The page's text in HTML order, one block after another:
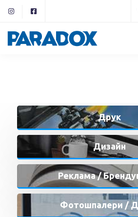
Друк
Дизайн
Реклама /
Фотошпалери /